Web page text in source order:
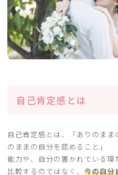
自己肯定感とは
自己肯定感とは、「ありのま
のままの自分を認めること」
能力や、自分の置かれている環
比較するのではなく、 今の自分